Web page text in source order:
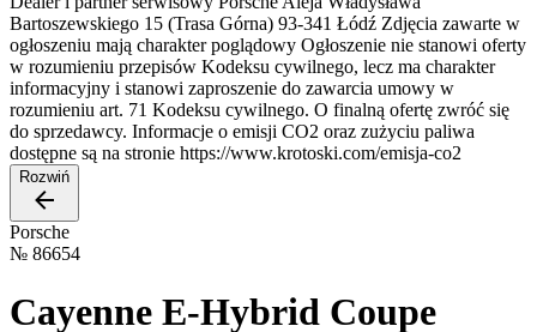
Bartoszewskiego 15 (Trasa Górna) 93-341 Łódź Zdjęcia zawarte w
ogłoszeniu mają charakter poglądowy Ogłoszenie nie stanowi oferty
w rozumieniu przepisów Kodeksu cywilnego, lecz ma charakter
informacyjny i stanowi zaproszenie do zawarcia umowy w
rozumieniu art. 71 Kodeksu cywilnego. O finalną ofertę zwróć się
do sprzedawcy. Informacje o emisji CO2 oraz zużyciu paliwa
dostępne są na stronie https://www.krotoski.com/emisja-co2
Rozwiń
Porsche
№ 86654
Cayenne E-Hybrid Coupe